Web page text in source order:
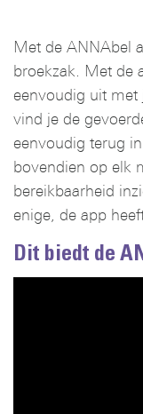
Met de ANNAbel
broekzak. Met de
eenvoudig uit met
vind je de
eenvoudig terug
bovendien op elk
bereikbaarheid
enige, de app
Dit biedt de